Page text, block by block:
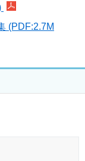
(PDF:2.7M